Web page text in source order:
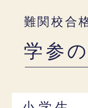
難関校合
学参